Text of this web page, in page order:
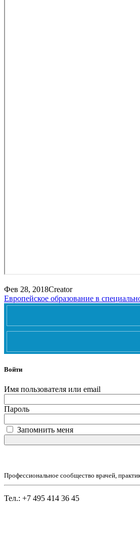
Фев 28, 2018Creator
Европейское образование в
Войти
Имя пользователя или email
Пароль
Запомнить меня
Профессиональное сообщество врачей,
Тел.: +7 495 414 36 45